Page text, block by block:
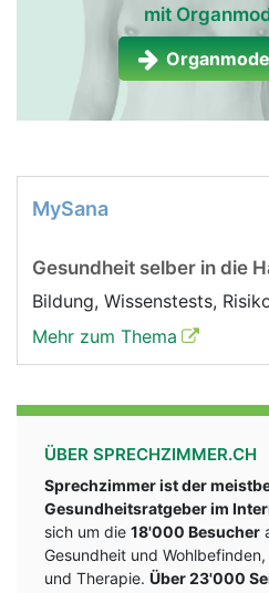
mit
MySana
Gesundheit selber in die
Bildung, Wissenstests,
Mehr zum Thema
ÜBER SPRECHZIMMER.CH
Sprechzimmer ist der
Gesundheitsratgeber im
sich um die 18'000 Besucher
Gesundheit und
und Therapie. Über 23'000